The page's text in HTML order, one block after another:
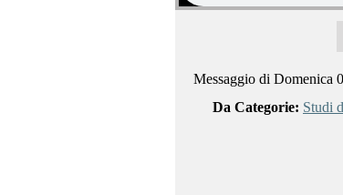
Messaggio di Domenica
Da Categorie: Studi